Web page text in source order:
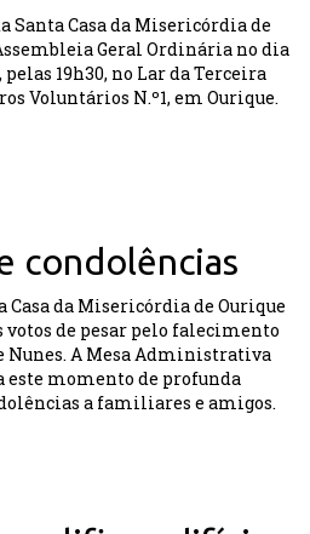
Santa Casa da Misericórdia de
Geral Ordinária no dia
19h30, no Lar da Terceira
Voluntários N.º1, em Ourique.
condolências
Casa da Misericórdia de Ourique
votos de pesar pelo falecimento
Nunes. A Mesa Administrativa
este momento de profunda
a familiares e amigos.